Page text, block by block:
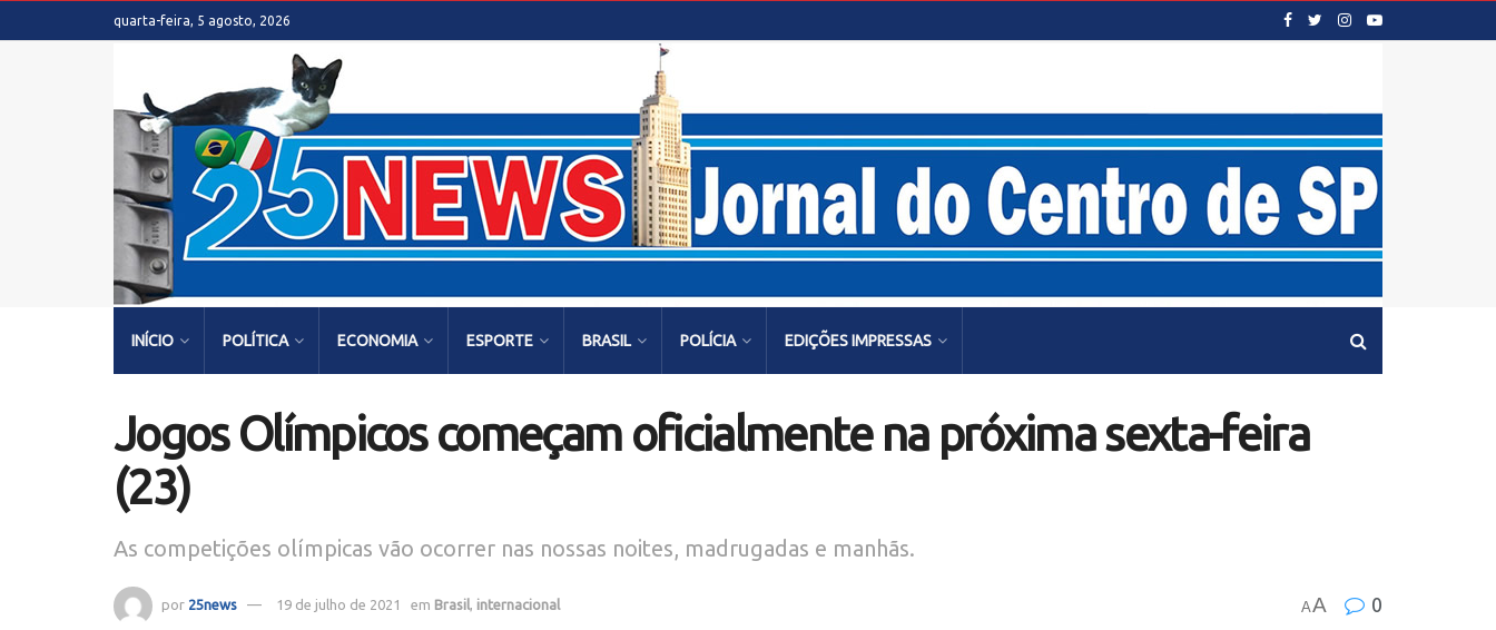
quarta-feira, 5 agosto, 2026
INÍCIO POLÍTICA ECONOMIA ESPORTE BRASIL POLÍCIA EDIÇÕES IMPRESSAS
Jogos Olímpicos começam oficialmente na próxima sexta-feira
(23)
As competições olímpicas vão ocorrer nas nossas noites, madrugadas e manhãs.
por 25news 19 de julho de 2021 em Brasil internacional AA 0